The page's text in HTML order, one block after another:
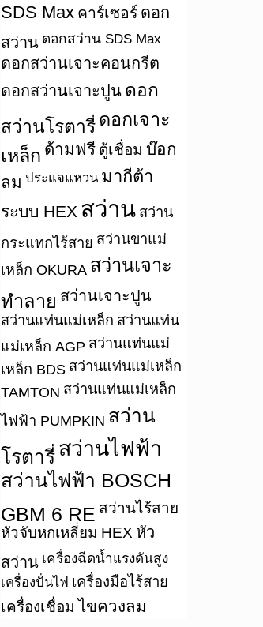
SDS Max คาร์เซอร์ ดอก
สว่าน ดอกสว่าน SDS Max
ดอกสว่านเจาะคอนกรีต
ดอกสว่านเจาะปูน ดอก
สว่านโรตารี่ ดอกเจาะ
เหล็ก ด้ามฟรี ตู้เชื่อม บ๊อก
ลม ประแจแหวน มากีต้า
ระบบ HEX สว่าน สว่าน
กระแทกไร้สาย สว่านขาแม่
เหล็ก OKURA สว่านเจาะ
ทำลาย สว่านเจาะปูน
สว่านแท่นแม่เหล็ก สว่านแท่น
แม่เหล็ก AGP สว่านแท่นแม่
เหล็ก BDS สว่านแท่นแม่เหล็ก
TAMTON สว่านแท่นแม่เหล็ก
ไฟฟ้า PUMPKIN สว่าน
โรตารี่ สว่านไฟฟ้า
สว่านไฟฟ้า BOSCH
GBM 6 RE สว่านไร้สาย
หัวจับหกเหลี่ยม HEX หัว
สว่าน เครื่องฉีดน้ำแรงดันสูง
เครื่องปั่นไฟ เครื่องมือไร้สาย
เครื่องเชื่อม ไขควงลม